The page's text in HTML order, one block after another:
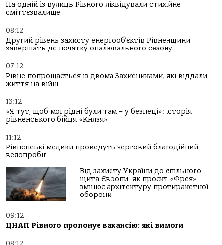
На одній із вулиць Рівного ліквідували стихійне
сміттєзвалище
08:12
Другий рівень захисту енергооб’єктів Рівненщини
завершать до початку опалювального сезону
07:12
Рівне попрощається із двома Захисниками, які віддали
життя на війні
13:12
«Я тут, щоб мої рідні були там – у безпеці»: історія
рівненського бійця «Князя»
11:12
Рівненські медики проведуть черговий благодійний
велопробіг
Від захисту України до спільного
щита Європи: як проєкт «Фрея»
змінює архітектуру протиракетної
оборони
09:12
ЦНАП Рівного пропонує вакансію: які вимоги